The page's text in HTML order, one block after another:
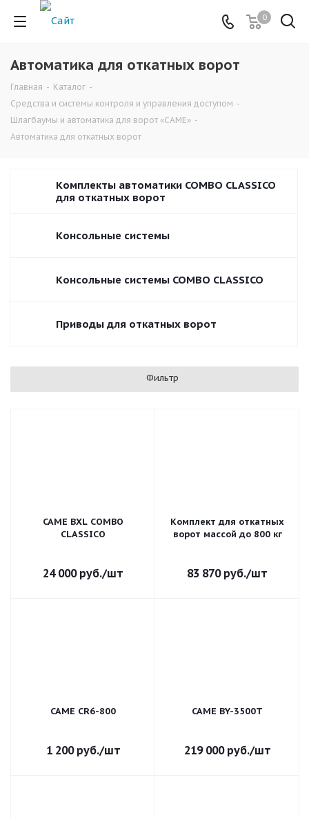
0
Автоматика для откатных ворот
Главная - Каталог -
Средства и системы контроля и управления доступом -
Шлагбаумы и автоматика для ворот «CAME» -
Автоматика для откатных ворот
Комплекты автоматики COMBO CLASSICO
для откатных ворот
Консольные системы
Консольные системы COMBO CLASSICO
Приводы для откатных ворот
Фильтр
CAME BXL COMBO
CLASSICO
24 000руб./шт
Комплект для откатных
ворот массой до 800 кг
83 870руб./шт
CAME CR6-800
1 200руб./шт
CAME BY-3500T
219 000руб./шт